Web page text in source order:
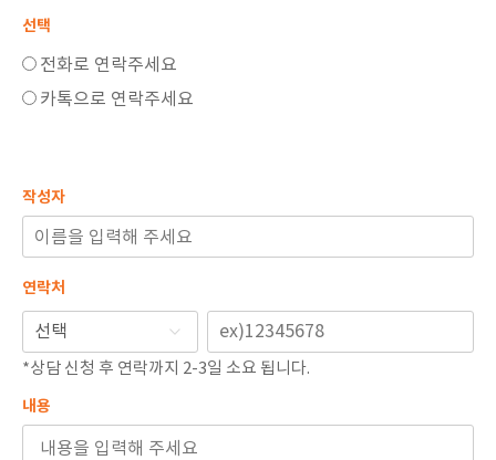
배파가리 1위 | 서울365mc병원 서성익 원장
🏆지방흡입 고객 만족도 99.9% 최고치 달성🏆
🏆대한민국 최다 지방흡입 케이스 370,884건🏆
선택
전화로 연락주세요
카톡으로 연락주세요
작성자
연락처
*상담 신청 후 연락까지 2-3일 소요 됩니다.
내용